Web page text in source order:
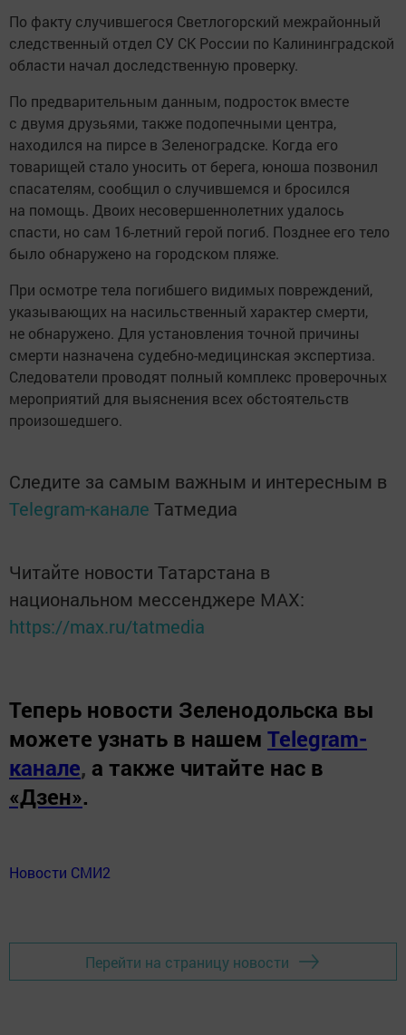
По факту случившегося Светлогорский межрайонный
следственный отдел СУ СК России по Калининградской
области начал доследственную проверку.
По предварительным данным, подросток вместе
с двумя друзьями, также подопечными центра,
находился на пирсе в Зеленоградске. Когда его
товарищей стало уносить от берега, юноша позвонил
спасателям, сообщил о случившемся и бросился
на помощь. Двоих несовершеннолетних удалось
спасти, но сам 16-летний герой погиб. Позднее его тело
было обнаружено на городском пляже.
При осмотре тела погибшего видимых повреждений,
указывающих на насильственный характер смерти,
не обнаружено. Для установления точной причины
смерти назначена судебно-медицинская экспертиза.
Следователи проводят полный комплекс проверочных
мероприятий для выяснения всех обстоятельств
произошедшего.
Следите за самым важным и интересным в
Telegram-канале Татмедиа
Читайте новости Татарстана в
национальном мессенджере MАХ:
https://max.ru/tatmedia
Теперь новости Зеленодольска вы
можете узнать в нашем Telegram-
канале, а также читайте нас в
«Дзен».
Новости СМИ2
Перейти на страницу новости